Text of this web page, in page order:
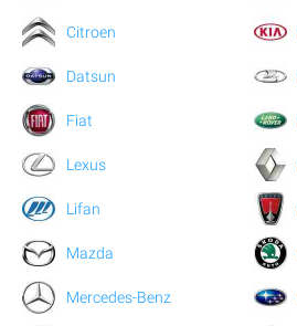
Citroen
Datsun
Fiat
Lexus
Lifan
Mazda
Mercedes-Benz